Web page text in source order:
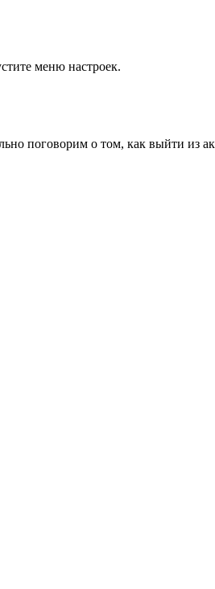
меню настроек.
поговорим о том, как выйти из